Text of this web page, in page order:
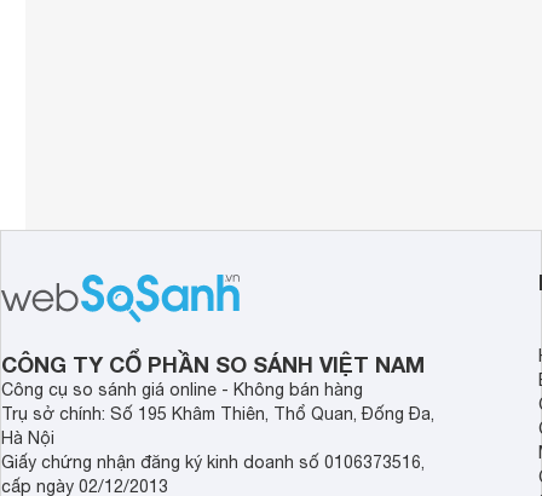
CÔNG TY CỔ PHẦN SO SÁNH VIỆT NAM
Công cụ so sánh giá online - Không bán hàng
Trụ sở chính: Số 195 Khâm Thiên, Thổ Quan, Đống Đa,
Hà Nội
Giấy chứng nhận đăng ký kinh doanh số 0106373516,
cấp ngày 02/12/2013